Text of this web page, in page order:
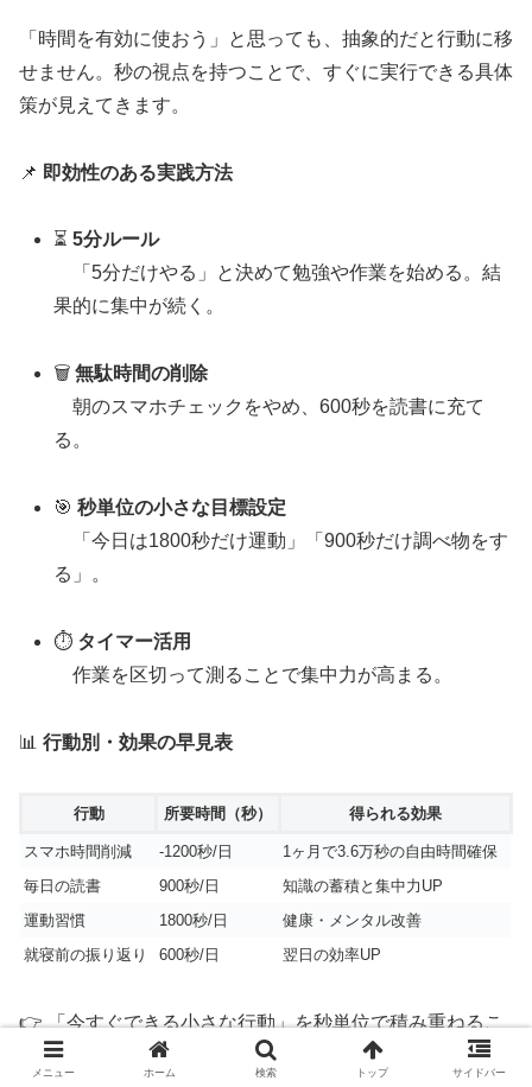
「時間を有効に使おう」と思っても、抽象的だと行動に移
せません。秒の視点を持つことで、すぐに実行できる具体
策が見えてきます。
📌 即効性のある実践方法
⏳5分ルール
「5分だけやる」と決めて勉強や作業を始める。結
果的に集中が続く。
🗑️無駄時間の削除
朝のスマホチェックをやめ、600秒を読書に充て
る。
🎯秒単位の小さな目標設定
「今日は1800秒だけ運動」「900秒だけ調べ物をす
る」。
⏱️ タイマー活用
作業を区切って測ることで集中力が高まる。
📊 行動別・効果の早見表
行動 所要時間（秒） 得られる効果
スマホ時間削減 -1200秒/日
1ヶ月で3.6万秒の自由時間確保
毎日の読書
900秒/日
知識の蓄積と集中力UP
運動習慣
1800秒/日
健康・メンタル改善
就寝前の振り返り
600秒/日 翌日の効率UP
👉 「今すぐできる小さな行動」を秒単位で積み重ねるこ
とで、人生全体に大きな違いが生まれます。
メニュー ホーム 検索 トップ サイドバー